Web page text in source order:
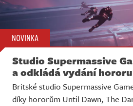
NOVINKA
Studio Supermassive
a odkládá vydání
Britské studio Supermassive
díky hororům Until Dawn, The